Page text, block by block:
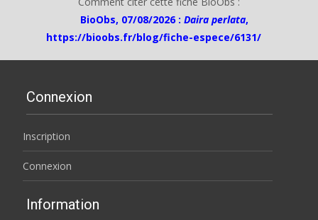
BioObs, 07/08/2026 : Daira perlata,
https://bioobs.fr/blog/fiche-espece/6131/
Connexion
Inscription
Connexion
Information